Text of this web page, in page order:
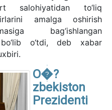
salohiyatidan to‘liq
amalga oshirish
bag‘ishlangan
o‘tdi, deb xabar
O�?
zbekiston
Prezidenti